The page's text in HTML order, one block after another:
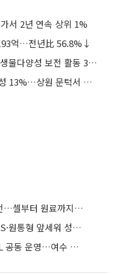
서 2년 연속 상위 1%
억…전년比 56.8%↓
HS효성첨단소재, 충남 유부도서 생물다양성 보전 활동 3년째 이어가
美 클래리티 법안 연내 통과 가능성 13%…상원 문턱서 제동
K배터리, 북미·유럽 공급망 선점전…셀부터 원료까지 현지화
LG엔솔, 2개 분기 만에 흑자…ESS·원통형 앞세워 성장 가속
NCC 139만t 줄이고 롯데·한화·DL 공동 운영…여수 1호 본궤도